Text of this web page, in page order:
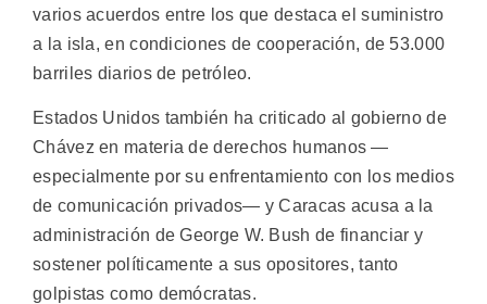
varios acuerdos entre los que destaca el suministro
a la isla, en condiciones de cooperación, de 53.000
barriles diarios de petróleo.
Estados Unidos también ha criticado al gobierno de
Chávez en materia de derechos humanos —
especialmente por su enfrentamiento con los medios
de comunicación privados— y Caracas acusa a la
administración de George W. Bush de financiar y
sostener políticamente a sus opositores, tanto
golpistas como demócratas.